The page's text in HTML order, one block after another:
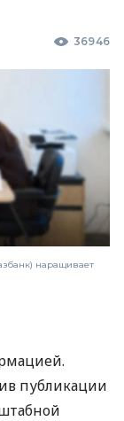
36946
наращивает
публикации